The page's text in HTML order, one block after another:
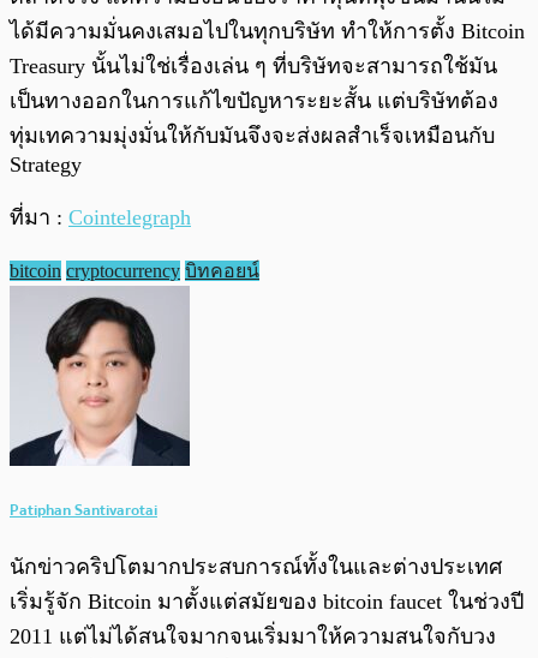
ได้มีความมั่นคงเสมอไปในทุกบริษัท ทำให้การตั้ง Bitcoin
Treasury นั้นไม่ใช่เรื่องเล่น ๆ ที่บริษัทจะสามารถใช้มัน
เป็นทางออกในการแก้ไขปัญหาระยะสั้น แต่บริษัทต้อง
ทุ่มเทความมุ่งมั่นให้กับมันจึงจะส่งผลสำเร็จเหมือนกับ
Strategy
ที่มา : Cointelegraph
bitcoin cryptocurrency บิทคอยน์
Patiphan Santivarotai
นักข่าวคริปโตมากประสบการณ์ทั้งในและต่างประเทศ
เริ่มรู้จัก Bitcoin มาตั้งแต่สมัยของ bitcoin faucet ในช่วงปี
2011 แต่ไม่ได้สนใจมากจนเริ่มมาให้ความสนใจกับวง